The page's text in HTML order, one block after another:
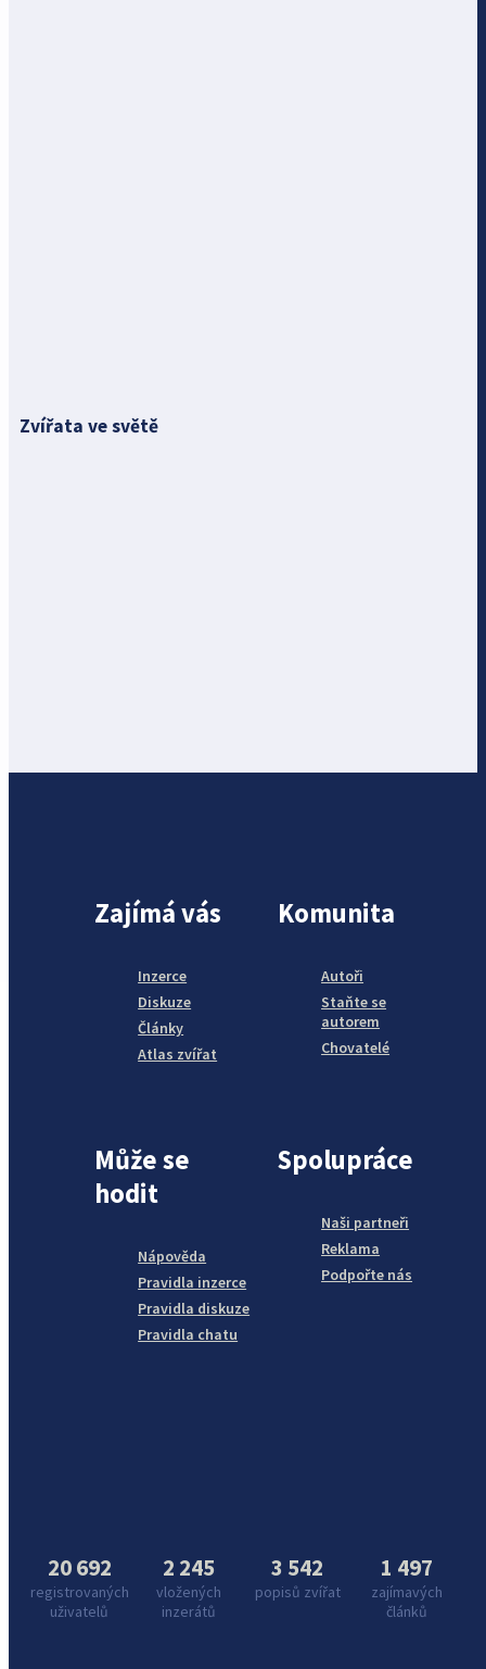
Zvířata ve světě
Zajímá vás
Inzerce
Diskuze
Články
Atlas zvířat
Komunita
Autoři
Staňte se
autorem
Chovatelé
Může se
hodit
Nápověda
Pravidla inzerce
Pravidla diskuze
Pravidla chatu
Spolupráce
Naši partneři
Reklama
Podpořte nás
20 692
registrovaných
uživatelů
2 245
vložených
inzerátů
3 542
popisů zvířat
1 497
zajímavých
článků